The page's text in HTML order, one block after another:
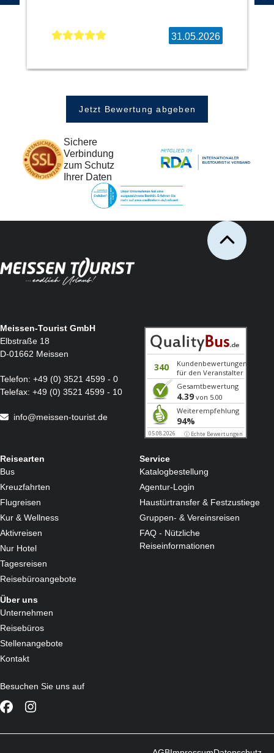
31.05.2026
Jetzt Bewertung abgeben
Sichere
Verbindung
zum Schutz
Ihrer Daten
Meissen-Tourist GmbH
Elbstraße 18
D-01662 Meissen
Telefon: +49 (0) 3521 4599 - 0
Telefax: +49 (0) 3521 4599 - 10
info@meissen-tourist.de
Reisearten
Bus
Kreuzfahrten
Flugreisen
Kur & Wellness
Aktivreisen
Nur Hotel
Tagesreisen
Reisebüroangebote
Service
Katalogbestellung
Agentur-Login
Haustürtransfer & Festzustiege
Gruppen- & Vereinsreisen
FAQ - Nützliche
Reiseinformationen
Über uns
Unternehmen
Reisebüros
Stellenangebote
Kontakt
Besuchen Sie uns auf